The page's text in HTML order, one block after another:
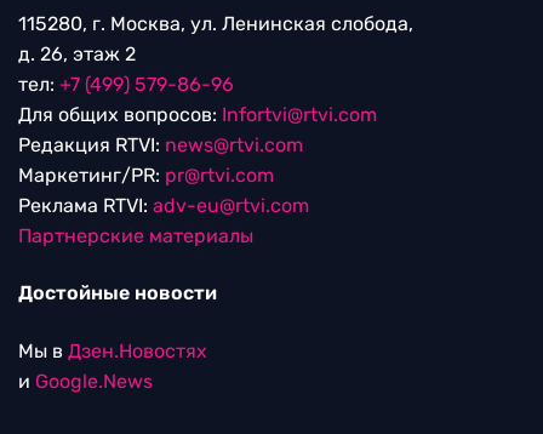
115280, г. Москва, ул. Ленинская слобода,
д. 26, этаж 2
тел: +7 (499) 579-86-96
Для общих вопросов: Infortvi@rtvi.com
Редакция RTVI: news@rtvi.com
Маркетинг/PR: pr@rtvi.com
Реклама RTVI: adv-eu@rtvi.com
Партнерские материалы
Достойные новости
Мы в Дзен.Новостях
и Google.News